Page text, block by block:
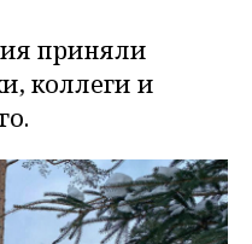
приняли
коллеги и